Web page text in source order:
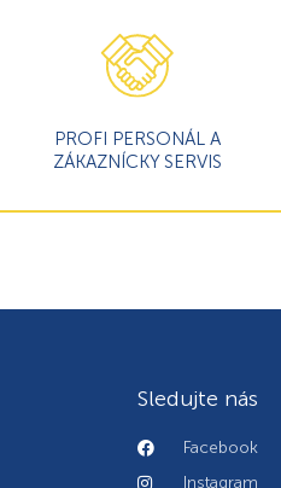
PROFI PERSONÁL A
ZÁKAZNÍCKY SERVIS
Sledujte nás
Facebook
Instagram